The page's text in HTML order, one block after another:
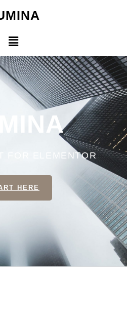
FOR ELEMENTOR
HERE